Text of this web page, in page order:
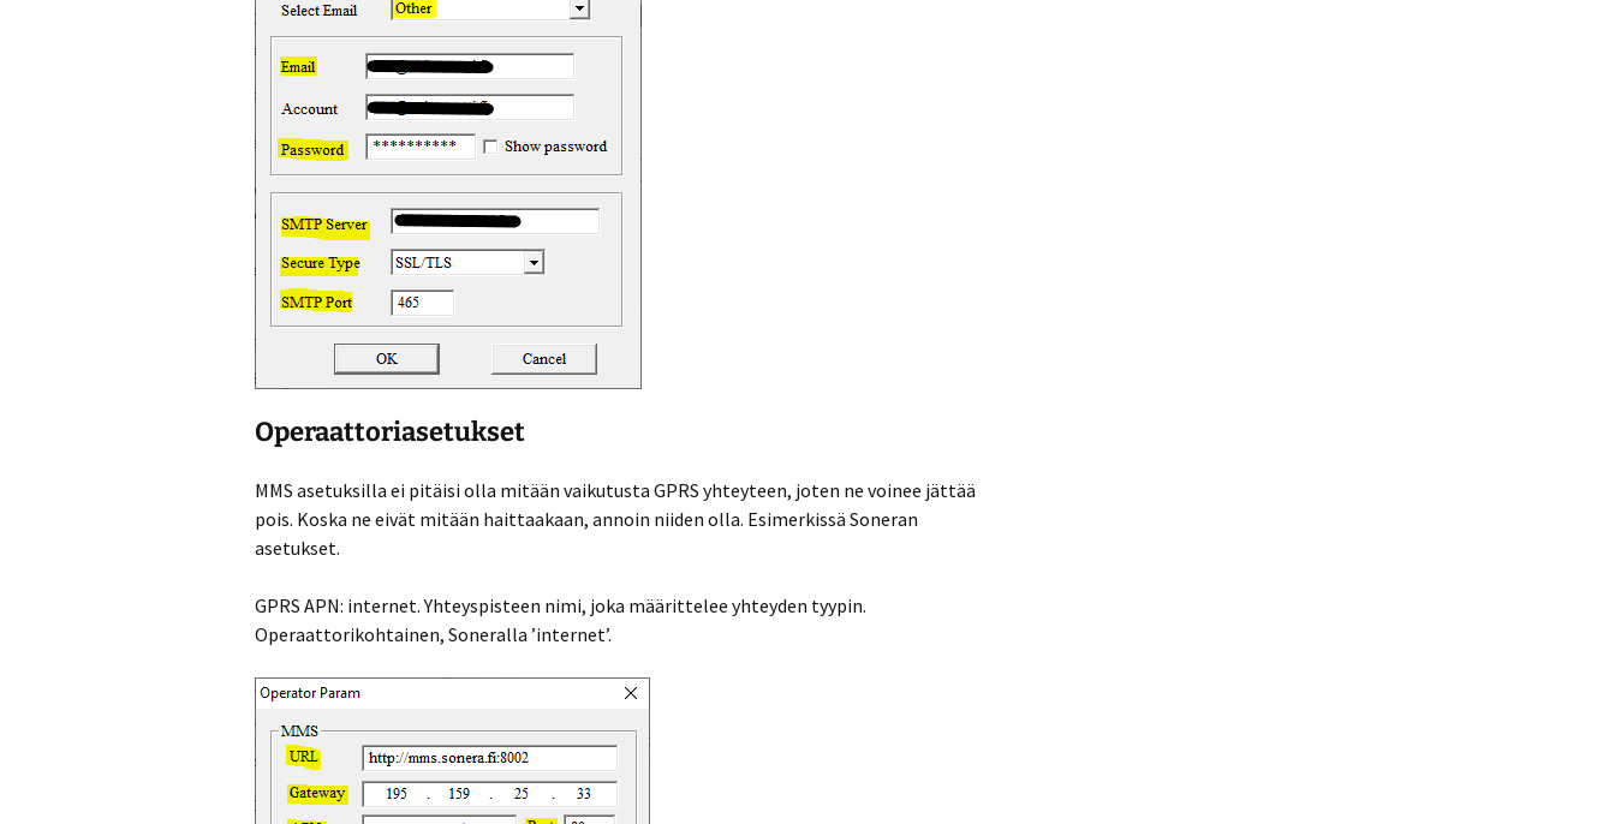
Operaattoriasetukset
MMS asetuksilla ei pitäisi olla mitään vaikutusta GPRS yhteyteen, joten ne voinee jättää
pois. Koska ne eivät mitään haittaakaan, annoin niiden olla. Esimerkissä Soneran
asetukset.
GPRS APN: internet. Yhteyspisteen nimi, joka määrittelee yhteyden tyypin.
Operaattorikohtainen, Soneralla ’internet’.